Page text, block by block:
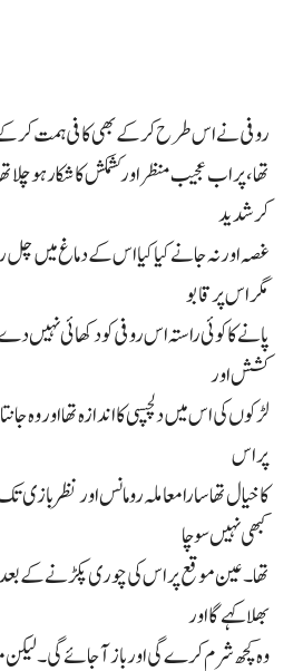
روفی نے اس طرح کر کے بھی کافی ہمت کر
تھا، پر اب عجیب منظر اور کشمکش کا شکار ہو
کر شدید
غصہ اور نہ جانے کیا کیا اس کے دماغ میں چل
مگر اس پر قابو
پانے کا کوئی راستہ اس روفی کو دکھائی نہیں
کشش اور
لڑکوں کی اس میں دلچسپی کا اندازہ تھا اور وہ
پر اس
کا خیال تھا سارا معاملہ رومانس اور نظر
کبھی نہیں سوچا
تھا۔ عین موقع پر اس کی چوری پکڑنے کے بعد
بھلا کہے گا اور
وہ کچھ شرم کرے گی اور باز آ جائے گی۔ لیکن